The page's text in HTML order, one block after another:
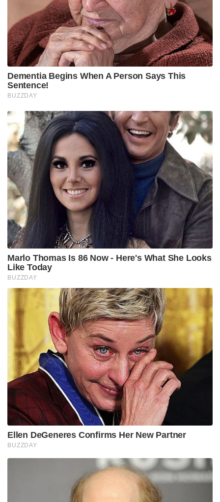
Dementia Begins When A Person Says This
Sentence!
BUZZDAY
Marlo Thomas Is 86 Now - Here's What She Looks
Like Today
BUZZDAY
Ellen DeGeneres Confirms Her New Partner
BUZZDAY